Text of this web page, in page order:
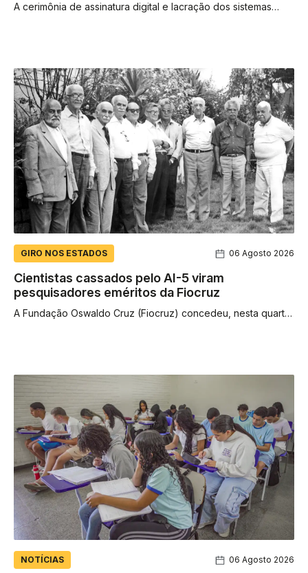
A cerimônia de assinatura digital e lacração dos sistemas
GIRO NOS ESTADOS 06 Agosto 2026
Cientistas cassados pelo AI-5 viram
pesquisadores eméritos da Fiocruz
A Fundação Oswaldo Cruz (Fiocruz) concedeu, nesta quarta-
NOTÍCIAS 06 Agosto 2026